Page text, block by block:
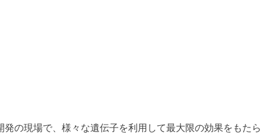
の現場で、様々な遺伝子を利用して最大限の効果をもたら